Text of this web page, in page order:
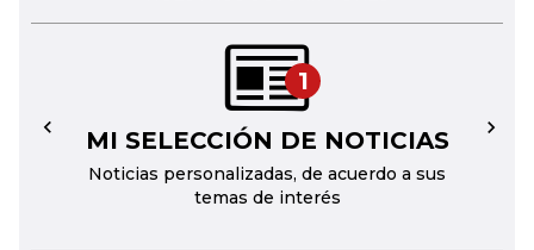
1
MI SELECCIÓN DE NOTICIAS
Noticias personalizadas, de acuerdo a sus
temas de interés
← →